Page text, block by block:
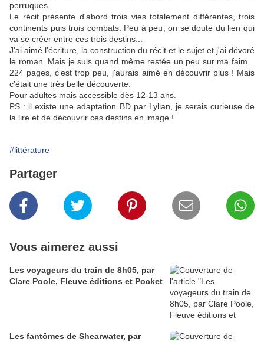
perruques.
Le récit présente d'abord trois vies totalement différentes, trois
continents puis trois combats. Peu à peu, on se doute du lien qui
va se créer entre ces trois destins...
J'ai aimé l'écriture, la construction du récit et le sujet et j'ai dévoré
le roman. Mais je suis quand même restée un peu sur ma faim...
224 pages, c'est trop peu, j'aurais aimé en découvrir plus ! Mais
c'était une très belle découverte.
Pour adultes mais accessible dès 12-13 ans.
PS : il existe une adaptation BD par Lylian, je serais curieuse de
la lire et de découvrir ces destins en image !
#littérature
Partager
Vous aimerez aussi
Les voyageurs du train de 8h05, par
Clare Poole, Fleuve éditions et Pocket
Les fantômes de Shearwater, par